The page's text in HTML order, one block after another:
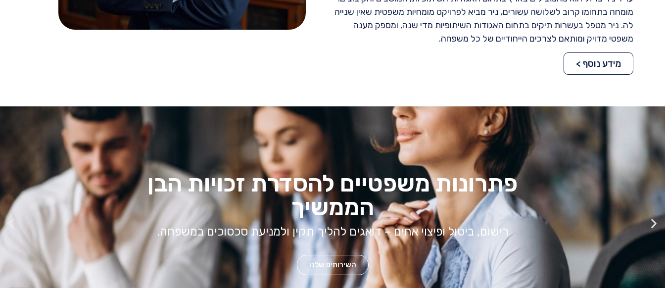
מומחה בתחומו קרוב לשלושה עשורים, ניר מביא לפרויקט מומחיות משפטית שאין שנייה
לה. ניר מטפל בעשרות תיקים בתחום האגודות השיתופיות מדי שנה, ומספק מענה
משפטי מדויק ומותאם לצרכים הייחודיים של כל משפחה.
מידע נוסף >
הבטיחו את זכויותיכם
טיפול משפטי מלא ברישום, ביטול והסדרת בן ממשיך במשק חקלאי או מושב.
ייעוץ משפטי ללא התחייבות